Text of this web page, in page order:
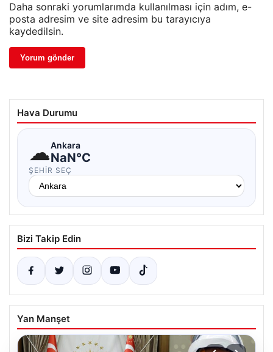
Daha sonraki yorumlarımda kullanılması için adım, e-
posta adresim ve site adresim bu tarayıcıya
kaydedilsin.
Hava Durumu
☁Ankara
NaN°C
ŞEHIR SEÇ
Bizi Takip Edin
Yan Manşet